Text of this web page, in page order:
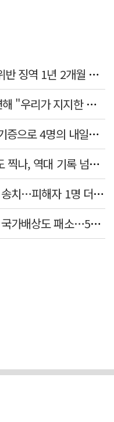
송영길 전 보좌관, 정치자금법 위반 징역 1년 2개월 확정
허지웅, 형사소송법 개정안 관련해 "우리가 지지한 인간들이 이 꼴 만들었다"
10년 동안 누워지낸 아들, 장기기증으로 4명의 내일을 밝혔다
태풍도 못 꺾는 폭염…서울 39도 찍나, 역대 기록 넘본다
'아동 성매매 혐의' 최영중 구속 송치…피해자 1명 더 있었다
변희재, '최서원 태블릿 조작설' 국가배상도 패소…5천만원 청구 기각